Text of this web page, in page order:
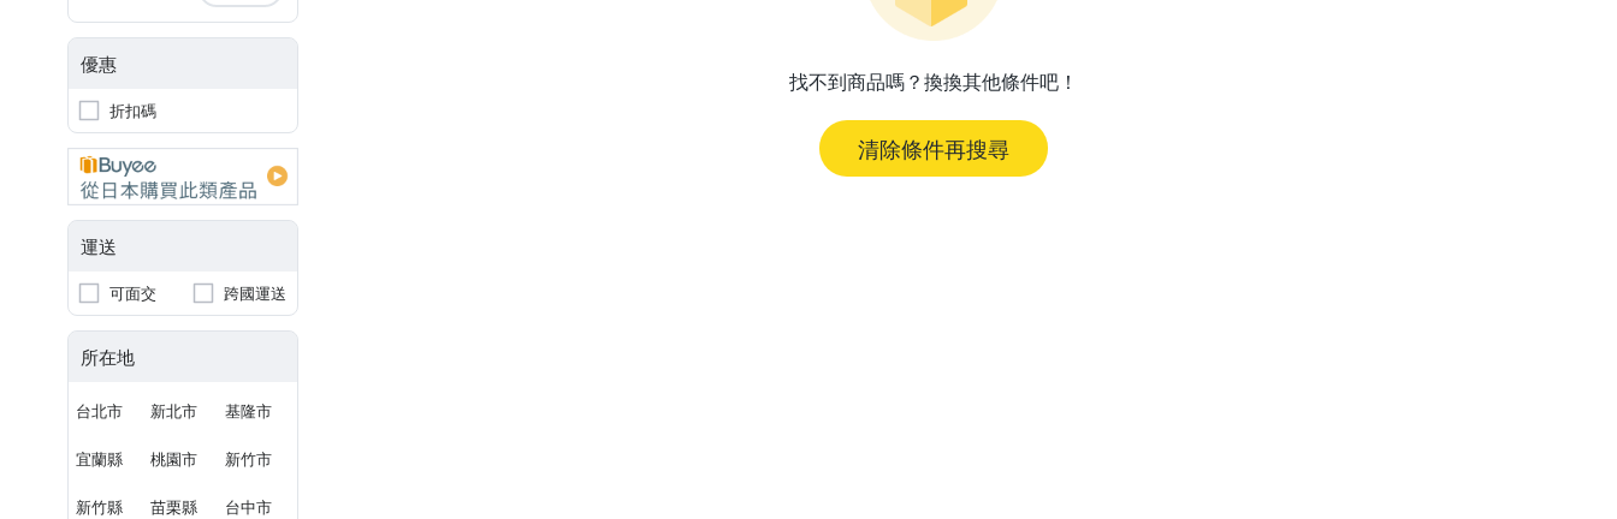
優惠
折扣碼
運送
可面交 跨國運送
所在地
台北市 新北市 基隆市
宜蘭縣 桃園市 新竹市
新竹縣 苗栗縣 台中市
找不到商品嗎？換換其他條件吧！
清除條件再搜尋